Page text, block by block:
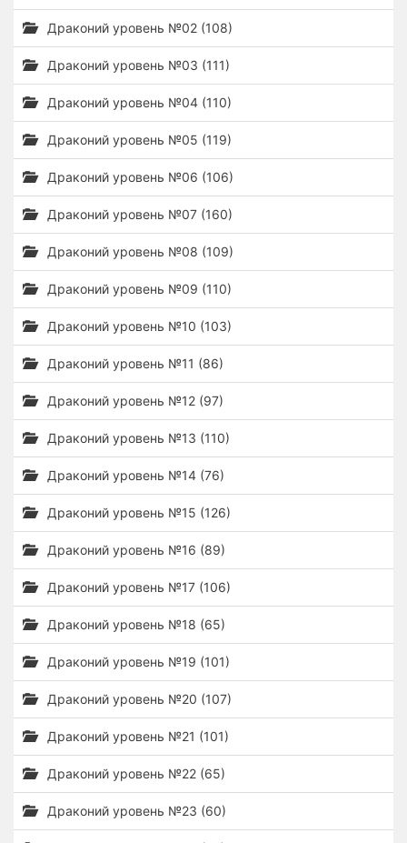
Драконий уровень №02 (108)
Драконий уровень №03 (111)
Драконий уровень №04 (110)
Драконий уровень №05 (119)
Драконий уровень №06 (106)
Драконий уровень №07 (160)
Драконий уровень №08 (109)
Драконий уровень №09 (110)
Драконий уровень №10 (103)
Драконий уровень №11 (86)
Драконий уровень №12 (97)
Драконий уровень №13 (110)
Драконий уровень №14 (76)
Драконий уровень №15 (126)
Драконий уровень №16 (89)
Драконий уровень №17 (106)
Драконий уровень №18 (65)
Драконий уровень №19 (101)
Драконий уровень №20 (107)
Драконий уровень №21 (101)
Драконий уровень №22 (65)
Драконий уровень №23 (60)